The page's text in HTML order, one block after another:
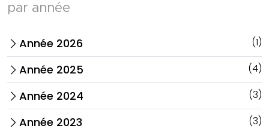
par année
arrow_forward_ios Année 2026 (1)
arrow_forward_ios Année 2025 (4)
arrow_forward_ios Année 2024 (3)
arrow_forward_ios Année 2023 (3)